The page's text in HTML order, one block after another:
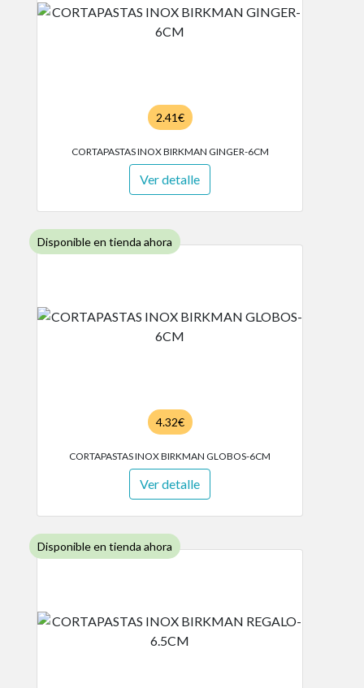
2.41€
CORTAPASTAS INOX BIRKMAN GINGER-6CM
Ver detalle
Disponible en tienda ahora
4.32€
CORTAPASTAS INOX BIRKMAN GLOBOS-6CM
Ver detalle
Disponible en tienda ahora